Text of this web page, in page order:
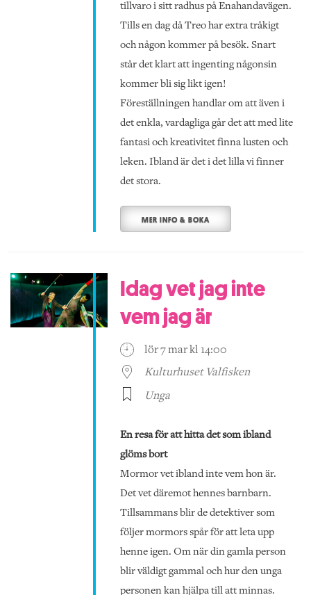
tillvaro i sitt radhus på Enahandavägen.
Tills en dag då Treo har extra tråkigt
och någon kommer på besök. Snart
står det klart att ingenting någonsin
kommer bli sig likt igen!
Föreställningen handlar om att även i
det enkla, vardagliga går det att med lite
fantasi och kreativitet finna lusten och
leken. Ibland är det i det lilla vi finner
det stora.
MER INFO & BOKA
Idag vet jag inte
vem jag är
lör 7 mar kl 14:00
Kulturhuset Valfisken
Unga
En resa för att hitta det som ibland
glöms bort
Mormor vet ibland inte vem hon är.
Det vet däremot hennes barnbarn.
Tillsammans blir de detektiver som
följer mormors spår för att leta upp
henne igen. Om när din gamla person
blir väldigt gammal och hur den unga
personen kan hjälpa till att minnas.